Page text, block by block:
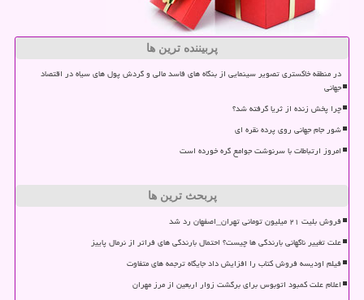
پربیننده ترین ها
در منطقه خاکستری تصویر سینمایی از بنگاه های فاسد مالی و گردش پول های سیاه در اقتصاد
جهانی
چرا پخش زنده از ثریا گرفته شد؟
شور جام جهانی روی پرده نقره ای
امروز ارتباطات با سرنوشت جوامع گره خورده است
پربحث ترین ها
فروش بلیت ۲۱ میلیون تومانی تهران_اصفهان رد شد
علت تغییر ناگهانی بارندگی ها چیست؟ احتمال بارندگی های فراتر از نرمال پاییز
فیلم اودیسه فروش کتاب را افزایش داد جایگاه ترجمه های متفاوت
اعلام علت کمبود اتوبوس برای برگشت زوار اربعین از مرز مهران